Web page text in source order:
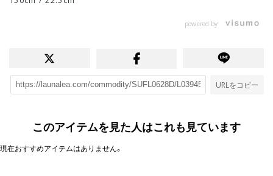
powered by
URLをコピー
このアイテムを見た人はこれも見ています
現在おすすめアイテムはありません。